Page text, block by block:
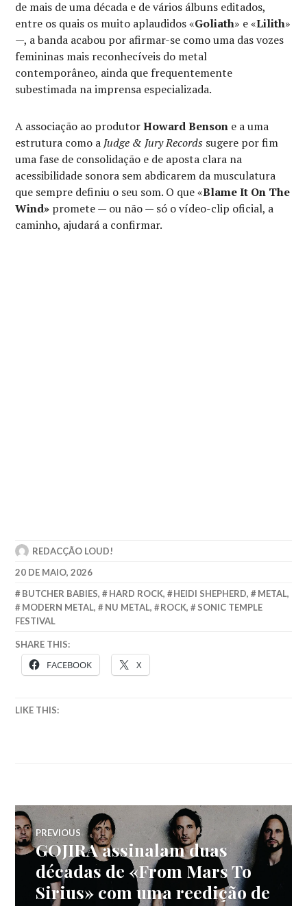
de mais de uma década e de vários álbuns editados,
entre os quais os muito aplaudidos «Goliath» e «Lilith»
—, a banda acabou por afirmar-se como uma das vozes
femininas mais reconhecíveis do metal
contemporâneo, ainda que frequentemente
subestimada na imprensa especializada.
A associação ao produtorHoward Benson e a uma
estrutura como a Judge & Jury Records sugere por fim
uma fase de consolidação e de aposta clara na
acessibilidade sonora sem abdicarem da musculatura
que sempre definiu o seu som. O que «Blame It On The
Wind» promete — ou não — só o vídeo-clip oficial, a
caminho, ajudará a confirmar.
REDACÇÃO LOUD!
20 DE MAIO, 2026
BUTCHER BABIES, HARD ROCK, HEIDI SHEPHERD, METAL,
MODERN METAL, NU METAL, ROCK,
SONIC TEMPLE
FESTIVAL
SHARE THIS:
FACEBOOK X
LIKE THIS:
Navegação
de
PREVIOUS
Previous
post:
GOJIRA assinalam duas
décadas de «From Mars To
Sirius» com uma reedição de